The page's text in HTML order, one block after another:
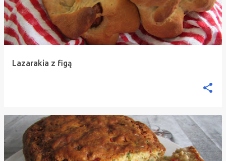
Lazarakia z figą